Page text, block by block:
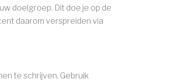
doelgroep. Dit doe je op de
daarom verspreiden via
te schrijven. Gebruik